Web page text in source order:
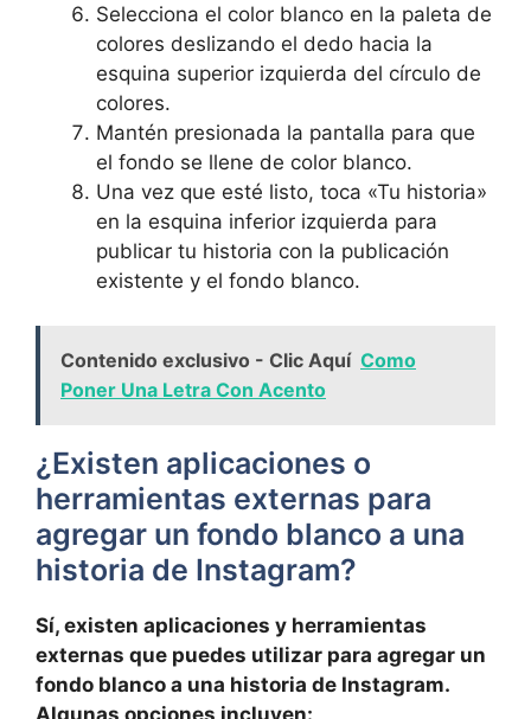
Selecciona el color blanco en la⁤ paleta de
colores deslizando‌ el dedo hacia la⁢
esquina superior izquierda ‌del círculo ⁤de
colores.
Mantén presionada la ⁣pantalla para que
el ⁤fondo‍ se llene de‌ color ⁤blanco.
Una vez ​que⁢ esté listo, toca⁣ «Tu historia»
en la esquina⁣ inferior izquierda para
publicar tu​ historia con ​la publicación
existente y el ⁤fondo blanco.
Contenido exclusivo - Clic Aquí Como
Poner Una Letra Con Acento
¿Existen aplicaciones ⁣o
herramientas externas para
agregar un‍ fondo blanco a una
historia de Instagram?
Sí, existen aplicaciones​ y herramientas
externas que puedes utilizar para agregar un
fondo blanco a una historia de ⁤Instagram.
Algunas opciones incluyen: